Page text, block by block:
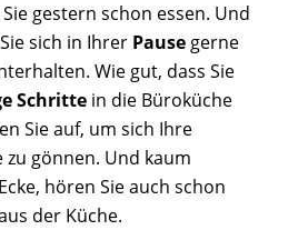
gestern schon essen. Und
sich in Ihrer Pausegerne
Wie gut, dass Sie
Schrittein die Büroküche
Sie auf, um sich Ihre
gönnen. Und kaum
hören Sie auch schon
der Küche.